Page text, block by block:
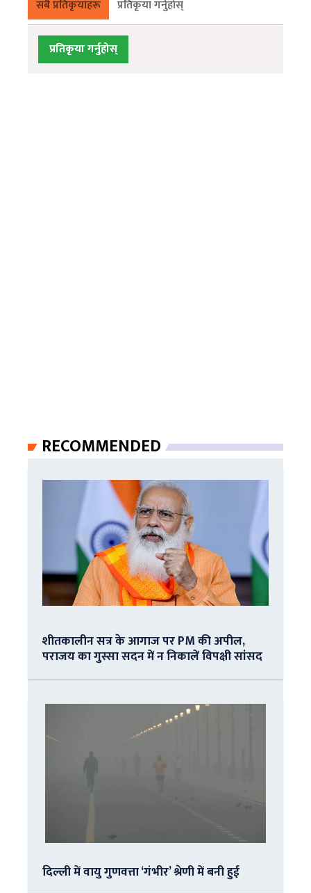
सबै प्रतिकृयाहरू प्रतिकृया गर्नुहोस्
प्रतिकृया गर्नुहोस्
RECOMMENDED
शीतकालीन सत्र के आगाज पर PM की अपील,
पराजय का गुस्सा सदन में न निकालें विपक्षी सांसद
दिल्ली में वायु गुणवत्ता ‘गंभीर’ श्रेणी में बनी हुई